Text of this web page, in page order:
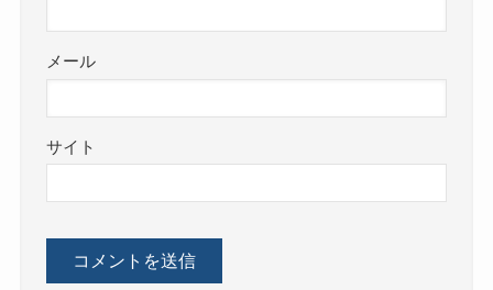
メール
サイト